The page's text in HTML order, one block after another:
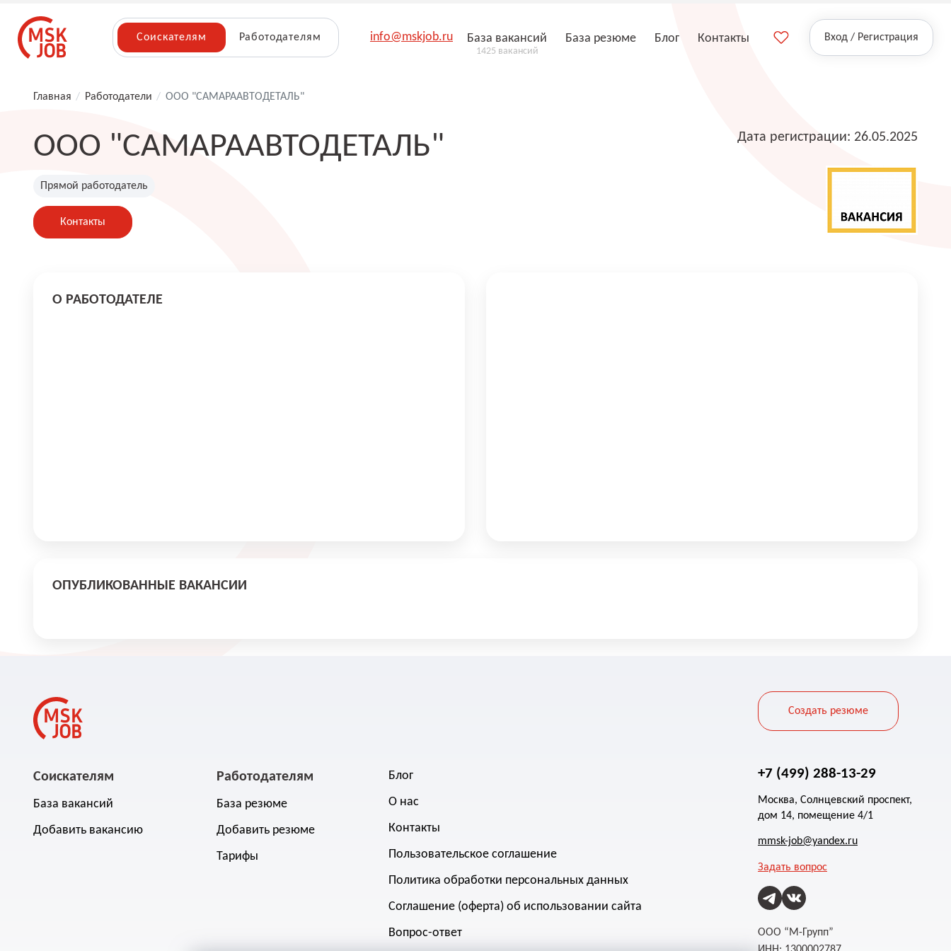
Соискателям Работодателям info@mskjob.ru База вакансий
1425 вакансий
База резюме Блог Контакты Вход / Регистрация
Главная / Работодатели / ООО "САМАРААВТОДЕТАЛЬ"
ООО "САМАРААВТОДЕТАЛЬ"
Прямой работодатель
Контакты
Дата регистрации: 26.05.2025
О РАБОТОДАТЕЛЕ
ОПУБЛИКОВАННЫЕ ВАКАНСИИ
Создать резюме
Соискателям
База вакансий
Добавить вакансию
Работодателям
База резюме
Добавить резюме
Тарифы
Блог
О нас
Контакты
Пользовательское соглашение
Политика обработки персональных данных
Соглашение (оферта) об использовании сайта
Вопрос-ответ
+7 (499) 288-13-29
Москва, Солнцевский проспект,
дом 14, помещение 4/1
mmsk-job@yandex.ru
Задать вопрос
ООО “М-Групп”